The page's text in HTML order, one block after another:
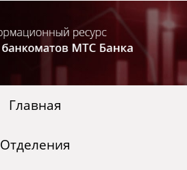
Главная
Отделения